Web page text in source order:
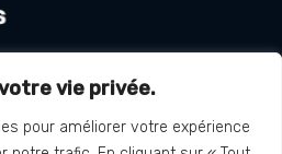
vie privée.
pour améliorer votre expérience
Google